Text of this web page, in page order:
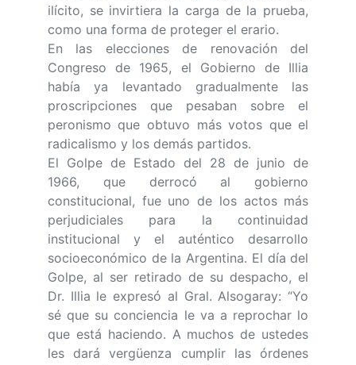
ilícito, se invirtiera la carga de la prueba,
como una forma de proteger el erario.
En las elecciones de renovación del
Congreso de 1965, el Gobierno de Illia
había ya levantado gradualmente las
proscripciones que pesaban sobre el
peronismo que obtuvo más votos que el
radicalismo y los demás partidos.
El Golpe de Estado del 28 de junio de
1966, que derrocó al gobierno
constitucional, fue uno de los actos más
perjudiciales para la continuidad
institucional y el auténtico desarrollo
socioeconómico de la Argentina. El día del
Golpe, al ser retirado de su despacho, el
Dr. Illia le expresó al Gral. Alsogaray: “Yo
sé que su conciencia le va a reprochar lo
que está haciendo. A muchos de ustedes
les dará vergüenza cumplir las órdenes